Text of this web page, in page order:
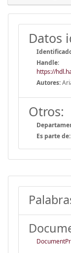
Datos
Handle:
https://
Autores:
Otros:
Es parte de: